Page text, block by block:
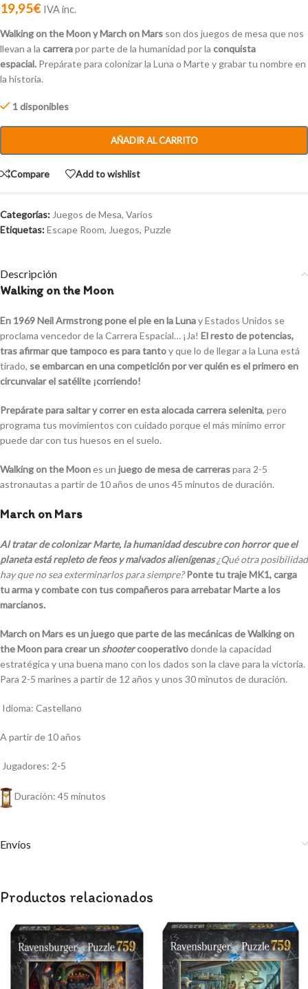
19,95€ IVA inc.
Walking on the Moon y March on Mars son dos juegos de mesa que nos
llevan a la carrerapor parte de la humanidad por la conquista
espacial. Prepárate para colonizar la Luna o Marte y grabar tu nombre en
la historia.
1 disponibles
AÑADIR AL CARRITO
Compare Add to wishlist
Categorías: Juegos de Mesa, Varios
Etiquetas:Escape Room, Juegos, Puzzle
Descripción
Walking on the Moon
En 1969 Neil Armstrong pone el pie en la Lunay Estados Unidos se
proclama vencedor de la Carrera Espacial… ¡Ja! El resto de potencias,
tras afirmar que tampoco es para tantoy que lo de llegar a la Luna está
tirado, se embarcan en una competición por ver quién es el primero en
circunvalar el satélite ¡corriendo!
Prepárate para saltar y correr en esta alocada carrera selenita, pero
programa tus movimientos con cuidado porque el más mínimo error
puede dar con tus huesos en el suelo.
Walking on the Moones un juego de mesa de carreraspara 2-5
astronautas a partir de 10 años de unos 45 minutos de duración.
March on Mars
Al tratar de colonizar Marte, la humanidad descubre con horror que el
planeta está repleto de feos y malvados alienígenas¿Qué otra posibilidad
hay que no sea exterminarlos para siempre?Ponte tu traje MK1, carga
tu arma y combate con tus compañeros para arrebatar Marte a los
marcianos.
March on Marses un juego que parte de las mecánicas de Walking on
the Moon para crear un shootercooperativodonde la capacidad
estratégica y una buena mano con los dados son la clave para la victoria.
Para 2-5 marines a partir de 12 años y unos 30 minutos de duración.
Idioma: Castellano
A partir de 10 años
Jugadores: 2-5
Duración: 45 minutos
Envíos
Productos relacionados